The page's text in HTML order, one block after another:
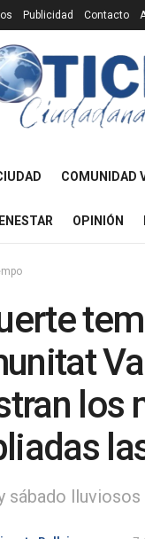
Publicidad Contacto
COMUNIDAD
OPINIÓN
los
sábado